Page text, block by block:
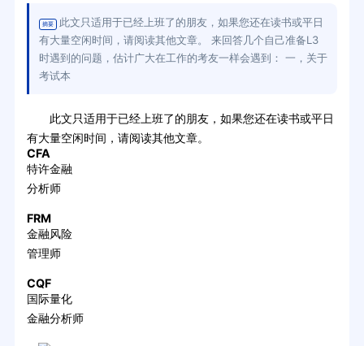
摘要
此文只适用于已经上班了的朋友，如果您还在读书或平日
有大量空闲时间，请阅读其他文章。 来回答几个自己准备L3
时遇到的问题，估计广大在工作的考友一样会遇到： 一，关于
考试本
此文只适用于已经上班了的朋友，如果您还在读书或平日
有大量空闲时间，请阅读其他文章。
CFA
特许金融
分析师
FRM
金融风险
管理师
CQF
国际量化
金融分析师